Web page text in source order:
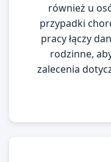
również u
przypadki
pracy łączy
rodzinne,
zalecenia